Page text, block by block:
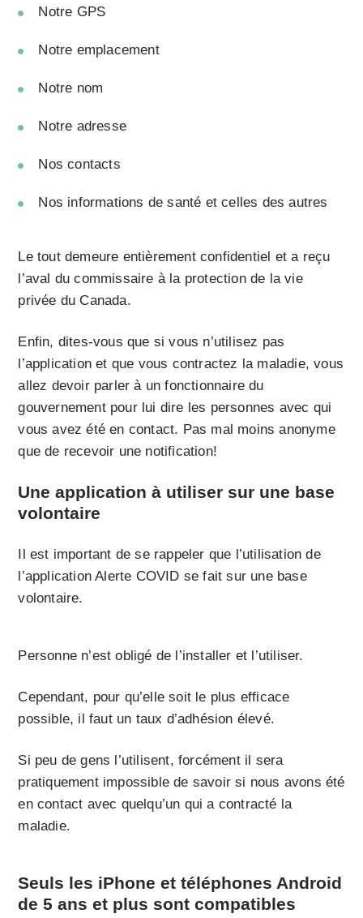
Notre GPS
Notre emplacement
Notre nom
Notre adresse
Nos contacts
Nos informations de santé et celles des autres
Le tout demeure entièrement confidentiel et a reçu
l’aval du commissaire à la protection de la vie
privée du Canada.
Enfin, dites-vous que si vous n’utilisez pas
l’application et que vous contractez la maladie, vous
allez devoir parler à un fonctionnaire du
gouvernement pour lui dire les personnes avec qui
vous avez été en contact. Pas mal moins anonyme
que de recevoir une notification!
Une application à utiliser sur une base
volontaire
Il est important de se rappeler que l’utilisation de
l’application Alerte COVID se fait sur une base
volontaire.
Personne n’est obligé de l’installer et l’utiliser.
Cependant, pour qu’elle soit le plus efficace
possible, il faut un taux d’adhésion élevé.
Si peu de gens l’utilisent, forcément il sera
pratiquement impossible de savoir si nous avons été
en contact avec quelqu’un qui a contracté la
maladie.
Seuls les iPhone et téléphones Android
de 5 ans et plus sont compatibles